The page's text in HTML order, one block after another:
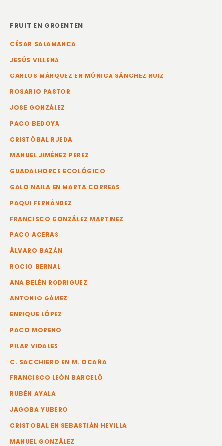
FRUIT EN GROENTEN
CÉSAR SALAMANCA
JESÚS VILLENA
CARLOS MÁRQUEZ EN MÓNICA SÁNCHEZ RUIZ
ROSARIO PASTOR
JOSE GONZÁLEZ
PACO BEDOYA
CRISTÓBAL RUEDA
MANUEL JIMÉNEZ PEREZ
GUADALHORCE ECOLÓGICO
GALO NAILA EN MARTA CORREAS
PAQUI FERNÁNDEZ
FRANCISCO GONZÁLEZ MARTINEZ
PACO ACERAS
ÁLVARO BAZÁN
ROCIO BERNAL
ANA BELÉN RODRIGUEZ
ANTONIO GÁMEZ
ENRIQUE LÓPEZ
PACO MORENO
PILAR VIDALES
C. SACCHIERO EN M. OCAÑA
FRANCISCO LEÓN BARCELÓ
RUBÉN AYALA
JAGOBA YUBERO
CRISTOBAL EN SEBASTIÁN HEVILLA
MANUEL GONZÁLEZ